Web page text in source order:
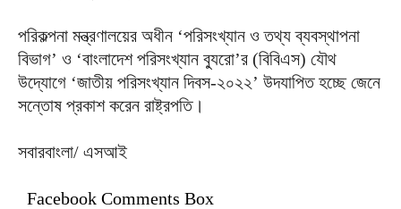
পরিকল্পনা মন্ত্রণালয়ের অধীন ‘পরিসংখ্যান ও তথ্য ব্যবস্থাপনা
বিভাগ’ ও ‘বাংলাদেশ পরিসংখ্যান ব্যুরো’র (বিবিএস) যৌথ
উদ্যোগে ‘জাতীয় পরিসংখ্যান দিবস-২০২২’ উদযাপিত হচ্ছে জেনে
সন্তোষ প্রকাশ করেন রাষ্ট্রপতি।
সবারবাংলা/ এসআই
Facebook Comments Box